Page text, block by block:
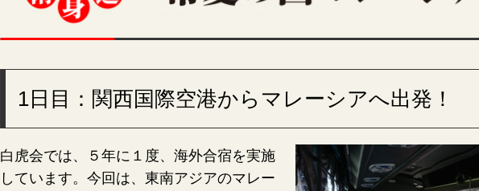
1日目：関西国際空港からマレーシアへ出発！
白虎会では、５年に１度、海外合宿を実施
しています。今回は、東南アジアのマレー